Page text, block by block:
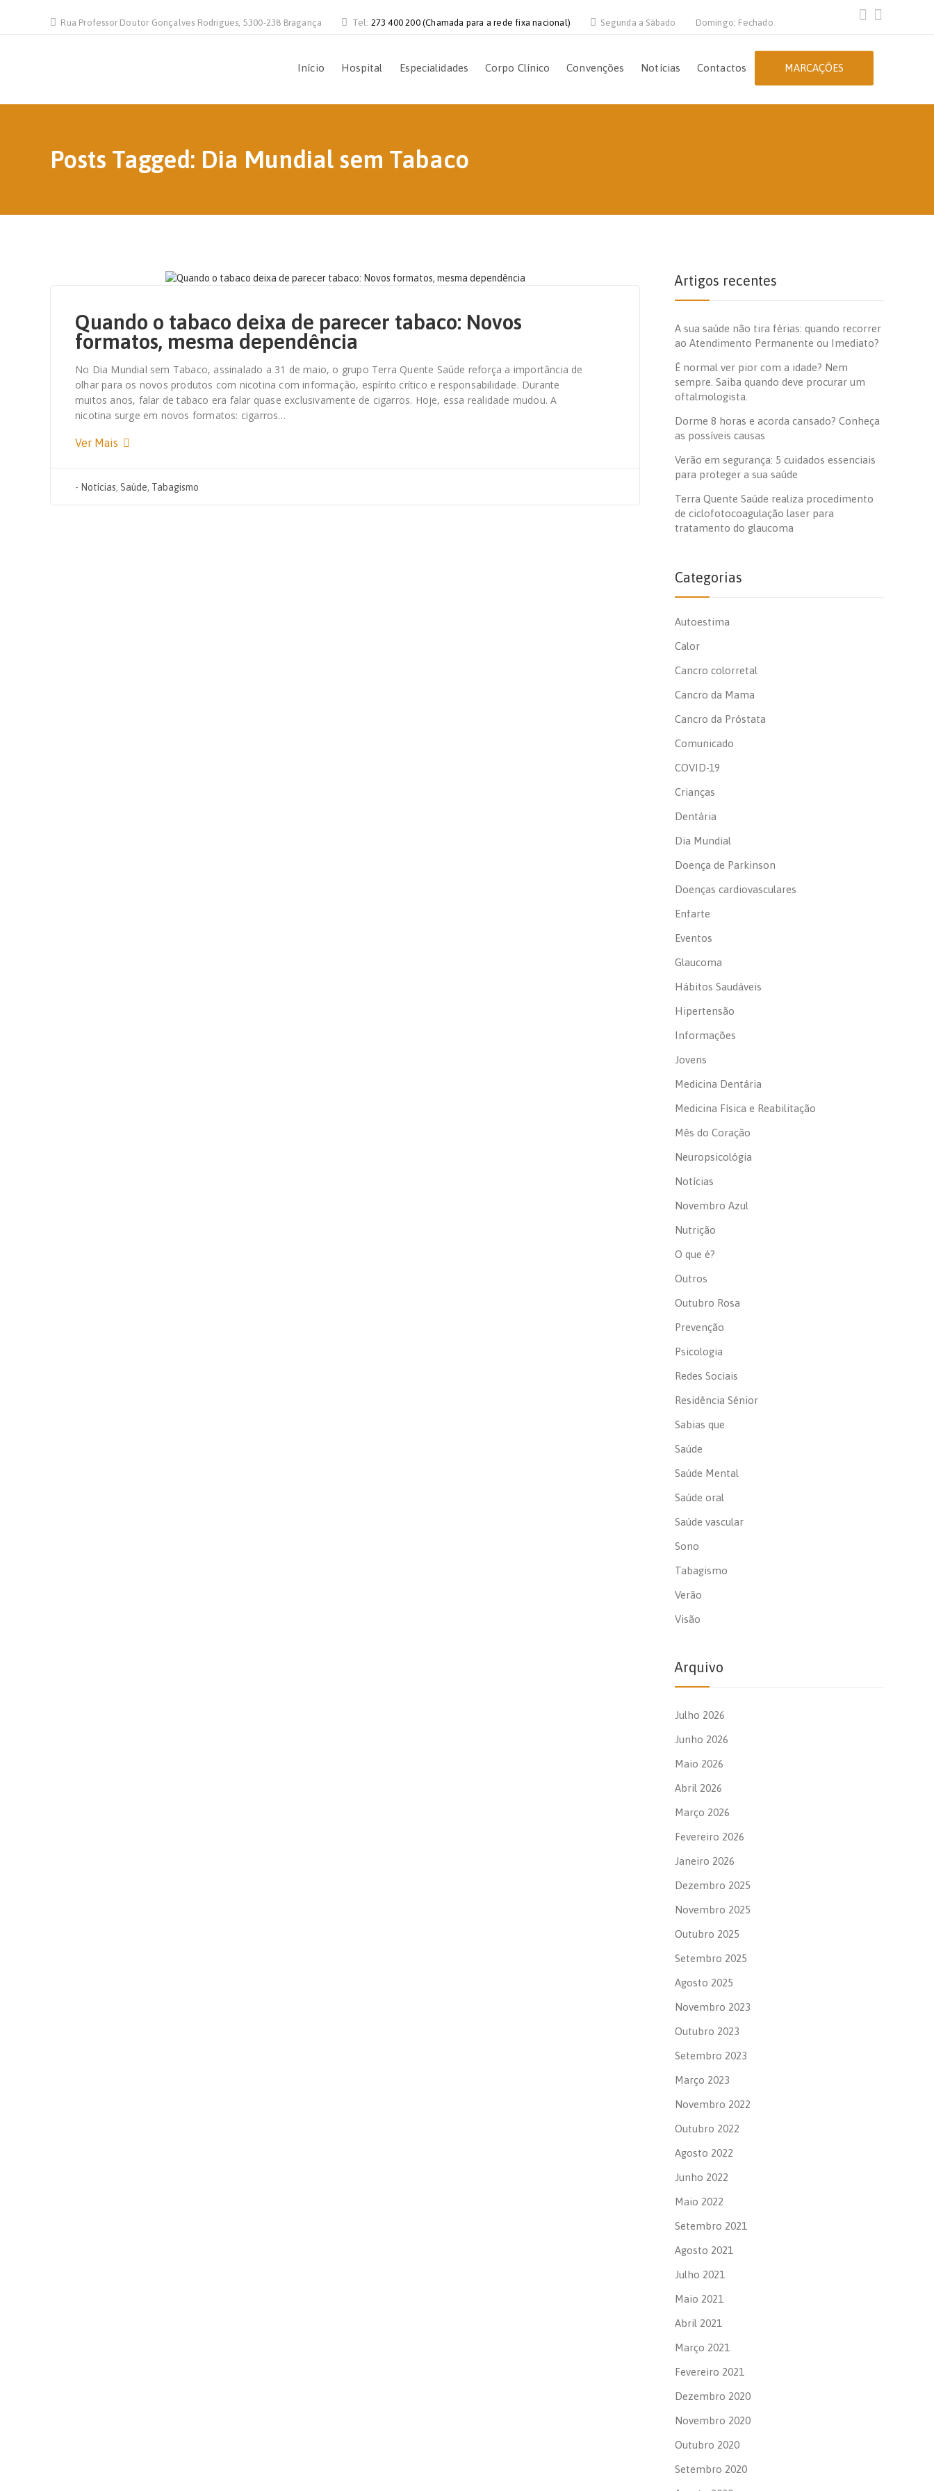
Rua Professor Doutor Gonçalves Rodrigues, 5300-238 Bragança Tel: 273 400 200 (Chamada para a rede fixa nacional) Segunda a Sábado Domingo: Fechado
Início Hospital Especialidades Corpo Clínico Convenções Notícias Contactos MARCAÇÕES
Posts Tagged: Dia Mundial sem Tabaco
Quando o tabaco deixa de parecer tabaco: Novos
formatos, mesma dependência
No Dia Mundial sem Tabaco, assinalado a 31 de maio, o grupo Terra Quente Saúde reforça a importância de
olhar para os novos produtos com nicotina com informação, espírito crítico e responsabilidade. Durante
muitos anos, falar de tabaco era falar quase exclusivamente de cigarros. Hoje, essa realidade mudou. A
nicotina surge em novos formatos: cigarros…
Ver Mais
- Notícias, Saúde, Tabagismo
Artigos recentes
A sua saúde não tira férias: quando recorrer
ao Atendimento Permanente ou Imediato?
É normal ver pior com a idade? Nem
sempre. Saiba quando deve procurar um
oftalmologista.
Dorme 8 horas e acorda cansado? Conheça
as possíveis causas
Verão em segurança: 5 cuidados essenciais
para proteger a sua saúde
Terra Quente Saúde realiza procedimento
de ciclofotocoagulação laser para
tratamento do glaucoma
Categorias
Autoestima
Calor
Cancro colorretal
Cancro da Mama
Cancro da Próstata
Comunicado
COVID-19
Crianças
Dentária
Dia Mundial
Doença de Parkinson
Doenças cardiovasculares
Enfarte
Eventos
Glaucoma
Hábitos Saudáveis
Hipertensão
Informações
Jovens
Medicina Dentária
Medicina Física e Reabilitação
Mês do Coração
Neuropsicológia
Notícias
Novembro Azul
Nutrição
O que é?
Outros
Outubro Rosa
Prevenção
Psicologia
Redes Sociais
Residência Sénior
Sabias que
Saúde
Saúde Mental
Saúde oral
Saúde vascular
Sono
Tabagismo
Verão
Visão
Arquivo
Julho 2026
Junho 2026
Maio 2026
Abril 2026
Março 2026
Fevereiro 2026
Janeiro 2026
Dezembro 2025
Novembro 2025
Outubro 2025
Setembro 2025
Agosto 2025
Novembro 2023
Outubro 2023
Setembro 2023
Março 2023
Novembro 2022
Outubro 2022
Agosto 2022
Junho 2022
Maio 2022
Setembro 2021
Agosto 2021
Julho 2021
Maio 2021
Abril 2021
Março 2021
Fevereiro 2021
Dezembro 2020
Novembro 2020
Outubro 2020
Setembro 2020